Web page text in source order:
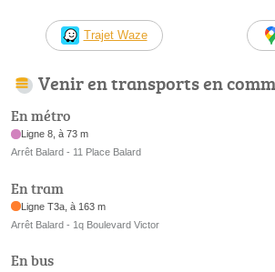
Trajet Waze
Venir en transports en
En métro
Ligne 8, à 73 m
Arrêt Balard - 11 Place Balard
En tram
Ligne T3a, à 163 m
Arrêt Balard - 1q Boulevard Victor
En bus